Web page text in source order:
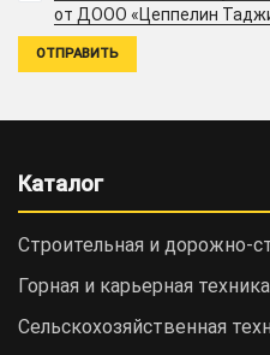
от ДООО «Цеппелин
Каталог
Строительная и дорожно-
Горная и карьерная техника
Сельскохозяйственная